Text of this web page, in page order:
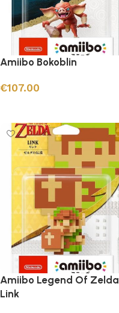
Amiibo Bokoblin
€107.00
Amiibo Legend Of Zelda
Link